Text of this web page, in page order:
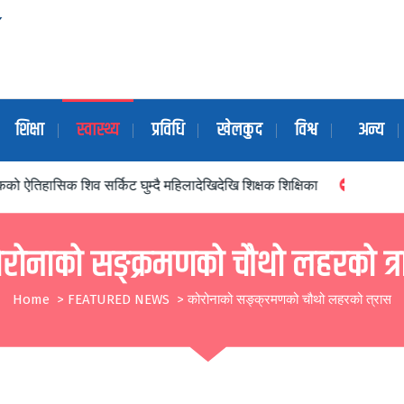
शिक्षा स्वास्थ्य प्रविधि खेलकुद विश्व अन्य
घुम्दै महिलादेखिदेखि शिक्षक शिक्षिका वागमति प्रदेशमा सरकार गठनमा
सङ्क्रमणको चौथो लहरको
Home > FEATURED NEWS > कोरोनाको सङ्क्रमणको चौथो लहरको त्रास